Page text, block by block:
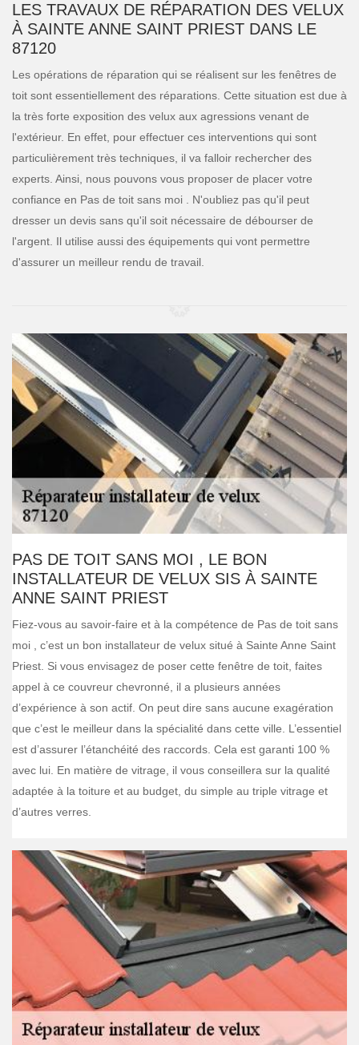
LES TRAVAUX DE RÉPARATION DES VELUX
À SAINTE ANNE SAINT PRIEST DANS LE
87120
Les opérations de réparation qui se réalisent sur les fenêtres de
toit sont essentiellement des réparations. Cette situation est due à
la très forte exposition des velux aux agressions venant de
l'extérieur. En effet, pour effectuer ces interventions qui sont
particulièrement très techniques, il va falloir rechercher des
experts. Ainsi, nous pouvons vous proposer de placer votre
confiance en Pas de toit sans moi . N'oubliez pas qu'il peut
dresser un devis sans qu'il soit nécessaire de débourser de
l'argent. Il utilise aussi des équipements qui vont permettre
d'assurer un meilleur rendu de travail.
PAS DE TOIT SANS MOI , LE BON
INSTALLATEUR DE VELUX SIS À SAINTE
ANNE SAINT PRIEST
Fiez-vous au savoir-faire et à la compétence de Pas de toit sans
moi , c’est un bon installateur de velux situé à Sainte Anne Saint
Priest. Si vous envisagez de poser cette fenêtre de toit, faites
appel à ce couvreur chevronné, il a plusieurs années
d’expérience à son actif. On peut dire sans aucune exagération
que c’est le meilleur dans la spécialité dans cette ville. L’essentiel
est d’assurer l’étanchéité des raccords. Cela est garanti 100 %
avec lui. En matière de vitrage, il vous conseillera sur la qualité
adaptée à la toiture et au budget, du simple au triple vitrage et
d’autres verres.